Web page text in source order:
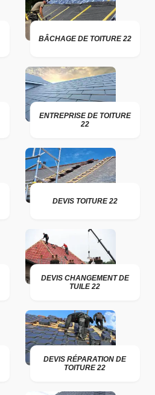
BÂCHAGE DE TOITURE 22
ENTREPRISE DE TOITURE
22
DEVIS TOITURE 22
DEVIS CHANGEMENT DE
TUILE 22
DEVIS RÉPARATION DE
TOITURE 22